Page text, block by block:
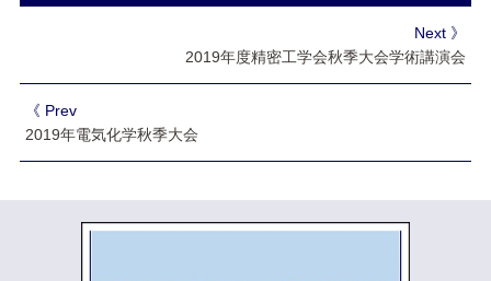
Next 》
2019年度精密工学会秋季大会学術講演会
《 Prev
2019年電気化学秋季大会